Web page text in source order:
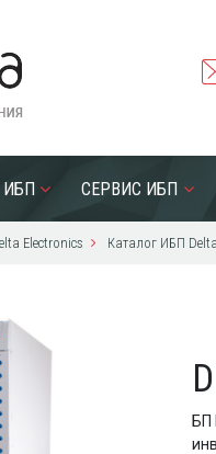
ИБП СЕРВИС ИБП
Electronics Каталог ИБП
БП